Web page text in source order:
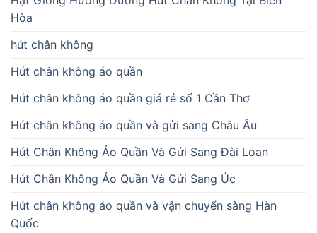
Hòa
hút chân không
Hút chân không áo quần
Hút chân không áo quần giá rẻ số 1 Cần Thơ
Hút chân không áo quần và gửi sang Châu Âu
Hút Chân Không Áo Quần Và Gửi Sang Đài Loan
Hút Chân Không Áo Quần Và Gửi Sang Úc
Hút chân không áo quần và vận chuyển sàng Hàn
Quốc